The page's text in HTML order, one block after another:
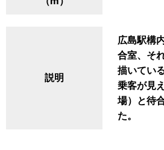
説明
広島駅構
合室、そ
描いてい
乗客が見
場）と待
た。